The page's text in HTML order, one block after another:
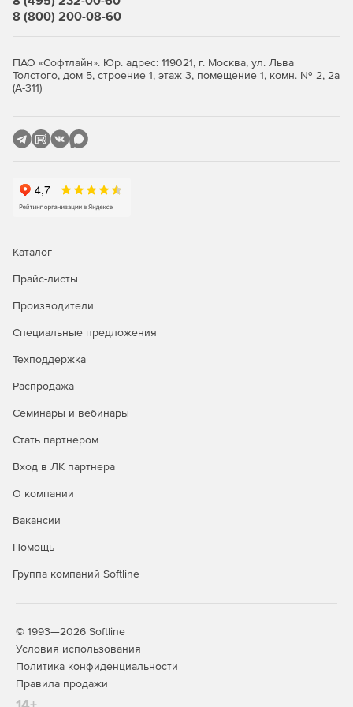
также создавать свои собственные базы под
конкретные задачи.
конструкторские документы, расчетные модели,
чертежи и т. д.
ST – размерность решаемых задач не превышает 1,5
XE – нет ограничений по размерности решаемых
задач (фактическая размерность ограничивается
Engineering также можно подразделить на следующие
металлических, железобетонных и армокаменных
Steel-Concrete-Wood – расчет и проектирование
деревянных конструкций с возможностью расчета
Кроме того, помимо базовых возможностей для продукта
(опции):
Fracture: механика разрушения.
Fatigue: расчет выносливости.
Pipe: расчет элементов трубопроводов.
8 (800) 200-08-60
ПАО «Софтлайн». Юр. адрес: 119021, г. Москва, ул. Льва
Толстого, дом 5, строение 1, этаж 3, помещение 1, комн. № 2, 2а
(А-311)
Каталог
Прайс-листы
Производители
Специальные предложения
Техподдержка
Распродажа
Семинары и вебинары
Стать партнером
Вход в ЛК партнера
О компании
Вакансии
Помощь
Группа компаний Softline
© 1993—2026 Softline
Условия использования
Политика конфиденциальности
Правила продажи